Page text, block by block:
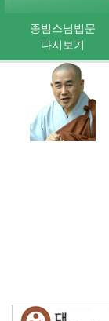
종범스님법문
다시보기